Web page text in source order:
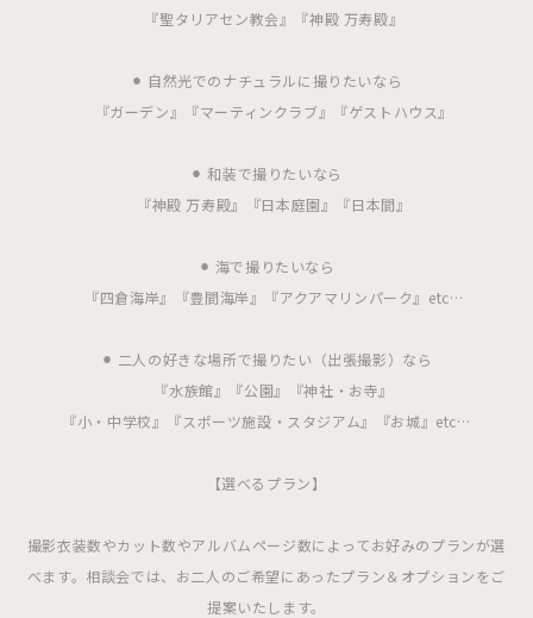
『聖タリアセン教会』『神殿 万寿殿』
⚫︎ 自然光でのナチュラルに撮りたいなら
『ガーデン』『マーティンクラブ』『ゲストハウス』
⚫︎ 和装で撮りたいなら
『神殿 万寿殿』『日本庭園』『日本間』
⚫︎ 海で撮りたいなら
『四倉海岸』『豊間海岸』『アクアマリンパーク』etc…
⚫︎ 二人の好きな場所で撮りたい（出張撮影）なら
『水族館』『公園』『神社・お寺』
『小・中学校』『スポーツ施設・スタジアム』『お城』etc…
【選べるプラン】
撮影衣装数やカット数やアルバムページ数によってお好みのプランが選
べます。相談会では、お二人のご希望にあったプラン＆オプションをご
提案いたします。